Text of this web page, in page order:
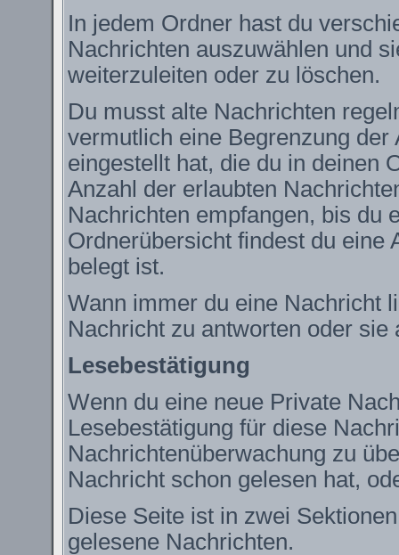
In jedem Ordner hast du
Nachrichten auszuwählen und
weiterzuleiten oder zu löschen.
Du musst alte Nachrichten
vermutlich eine Begrenzung
eingestellt hat, die du in deinen
Anzahl der erlaubten
Nachrichten empfangen, bis du
Ordnerübersicht findest du eine
belegt ist.
Wann immer du eine Nachricht
Nachricht zu antworten oder
Lesebestätigung
Wenn du eine neue Private
Lesebestätigung für diese
Nachrichtenüberwachung zu
Nachricht schon gelesen hat,
Diese Seite ist in zwei
gelesene Nachrichten.